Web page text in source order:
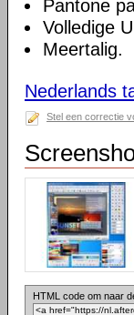
Pantone
Volledige
Meertalig.
Nederlands
Stel een correctie
HTML code om naar